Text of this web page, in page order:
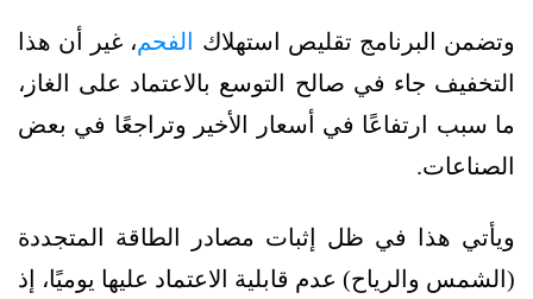
وتضمن البرنامج تقليص استهلاك الفحم، غير أن هذا
التخفيف جاء في صالح التوسع بالاعتماد على الغاز،
ما سبب ارتفاعًا في أسعار الأخير وتراجعًا في بعض
الصناعات.
ويأتي هذا في ظل إثبات مصادر الطاقة المتجددة
(الشمس والرياح) عدم قابلية الاعتماد عليها يوميًا، إذ